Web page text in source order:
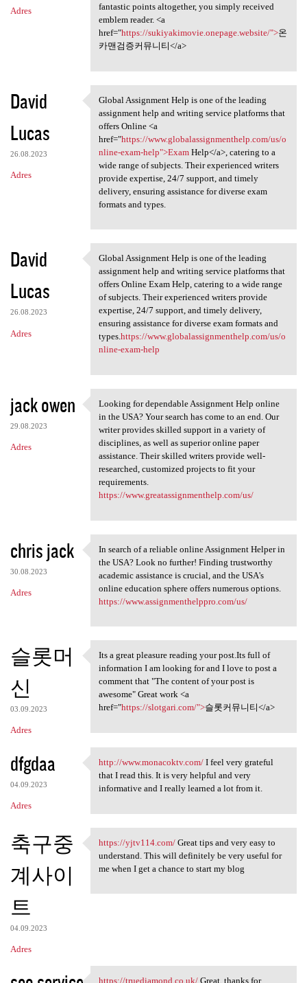
Adres
fantastic points altogether, you simply received
emblem reader. <a
href="https://sukiyakimovie.onepage.website/">온
카맨검증커뮤니티</a>
David
Lucas
26.08.2023
Adres
Global Assignment Help is one
Global Assignment Help is one of the leading
assignment help and writing service platforms that
offers Online <a
href="https://www.globalassignmenthelp.com/us/o
nline-exam-help">ExamHelp</a>, catering to a
wide range of subjects. Their experienced writers
provide expertise, 24/7 support, and timely
delivery, ensuring assistance for diverse exam
formats and types.
David
Lucas
26.08.2023
Adres
Global Assignment Help is one
Global Assignment Help is one of the leading
assignment help and writing service platforms that
offers Online Exam Help, catering to a wide range
of subjects. Their experienced writers provide
expertise, 24/7 support, and timely delivery,
ensuring assistance for diverse exam formats and
types.https://www.globalassignmenthelp.com/us/o
nline-exam-help
jack owen
29.08.2023
Adres
Looking for dependable
Looking for dependable Assignment Help online
in the USA? Your search has come to an end. Our
writer provides skilled support in a variety of
disciplines, as well as superior online paper
assistance. Their skilled writers provide well-
researched, customized projects to fit your
requirements.
https://www.greatassignmenthelp.com/us/
chris jack
30.08.2023
Adres
In search of a reliable
In search of a reliable online Assignment Helper in
the USA? Look no further! Finding trustworthy
academic assistance is crucial, and the USA's
online education sphere offers numerous options.
https://www.assignmenthelppro.com/us/
슬롯머
신
03.09.2023
Adres
Its a great pleasure reading
Its a great pleasure reading your post.Its full of
information I am looking for and I love to post a
comment that "The content of your post is
awesome" Great work <a
href="https://slotgari.com/">슬롯커뮤니티</a>
dfgdaa
04.09.2023
Adres
http://www.monacoktv.com/ I
http://www.monacoktv.com/I feel very grateful
that I read this. It is very helpful and very
informative and I really learned a lot from it.
축구중
계사이
트
04.09.2023
Adres
https://yjtv114.com/ Great
https://yjtv114.com/Great tips and very easy to
understand. This will definitely be very useful for
me when I get a chance to start my blog
https://truediamond.co.uk/Great, thanks for